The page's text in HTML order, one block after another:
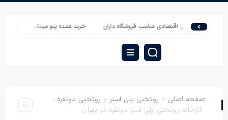
اقتصادی مناسب فروشگاه داران خرید عمده پتو مینک برای موکب‌های
صفحه اصلی > روتختی پلی استر و روتختی دونفره :
کارخانه روتختی پلی استر دونفره در تهران